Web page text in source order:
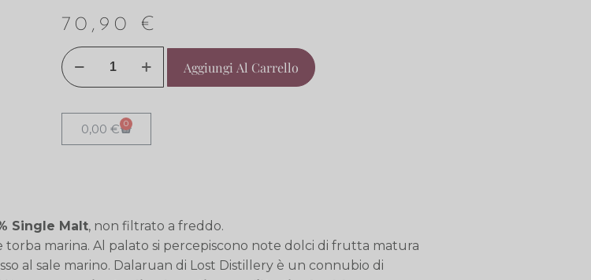
70,90 €
Aggiungi Al Carrello
0,00 € 0
Single Malt, non filtrato a freddo.
marina. Al palato si percepiscono note dolci di frutta matura
al sale marino. Dalaruan di Lost Distillery è un connubio di